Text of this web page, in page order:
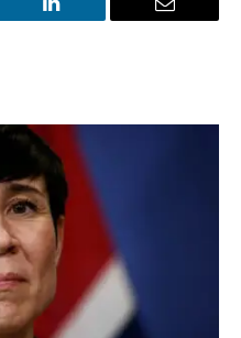
LinkedIn Email